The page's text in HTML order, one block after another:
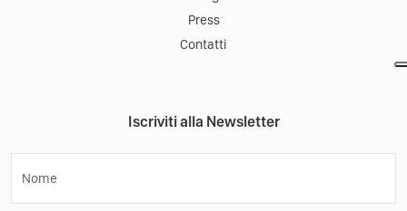
Press
Contatti
Iscriviti alla Newsletter
Nome